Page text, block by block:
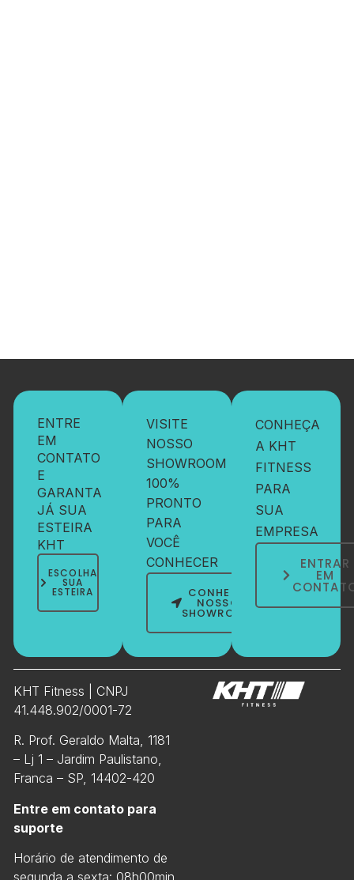
ENTRE
EM
CONTATO
E
GARANTA
JÁ SUA
ESTEIRA
KHT
ESCOLHA
SUA
ESTEIRA
VISITE
NOSSO
SHOWROOM
100%
PRONTO
PARA
VOCÊ
CONHECER
CONHEÇA
NOSSO
SHOWROOM
CONHEÇA
A KHT
FITNESS
PARA
SUA
EMPRESA
ENTRAR
EM
KHT Fitness | CNPJ
41.448.902/0001-72
R. Prof. Geraldo Malta, 1181
– Lj 1 – Jardim Paulistano,
Franca – SP, 14402-420
Entre em contato para
suporte
Horário de atendimento de